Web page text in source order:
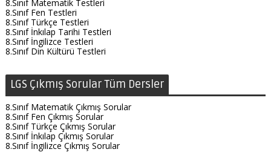
8.Sınıf Matematik Testleri
8.Sınıf Fen Testleri
8.Sınıf Türkçe Testleri
8.Sınıf İnkılap Tarihi Testleri
8.Sınıf İngilizce Testleri
8.Sınıf Din Kültürü Testleri
LGS Çıkmış Sorular Tüm Dersler
8.Sınıf Matematik Çıkmış Sorular
8.Sınıf Fen Çıkmış Sorular
8.Sınıf Türkçe Çıkmış Sorular
8.Sınıf İnkılap Çıkmış Sorular
8.Sınıf İngilizce Çıkmış Sorular